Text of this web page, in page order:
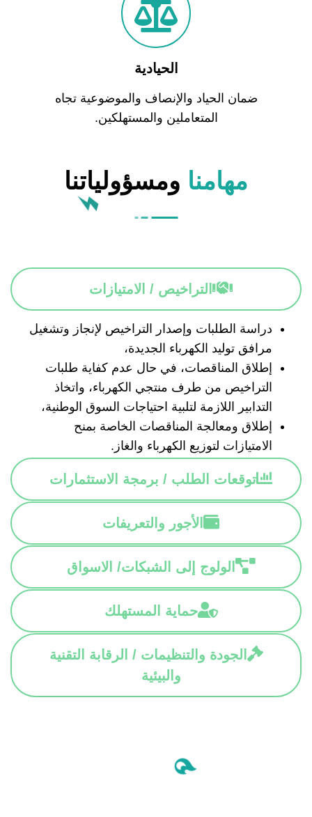
الحيادية
ضمان الحياد والإنصاف والموضوعية تجاه
المتعاملين والمستهلكين.
مهامنا ومسؤولياتنا
التراخيص / الامتيازات
دراسة الطلبات وإصدار التراخيص لإنجاز وتشغيل
مرافق توليد الكهرباء الجديدة،
إطلاق المناقصات، في حال عدم كفاية طلبات
التراخيص من طرف منتجي الكهرباء، واتخاذ
التدابير اللازمة لتلبية احتياجات السوق الوطنية،
إطلاق ومعالجة المناقصات الخاصة بمنح
الامتيازات لتوزيع الكهرباء والغاز.
توقعات الطلب / برمجة الاستثمارات
الأجور والتعريفات
الولوج إلى الشبكات/ الاسواق
حماية المستهلك
الجودة والتنظيمات / الرقابة التقنية
والبيئية